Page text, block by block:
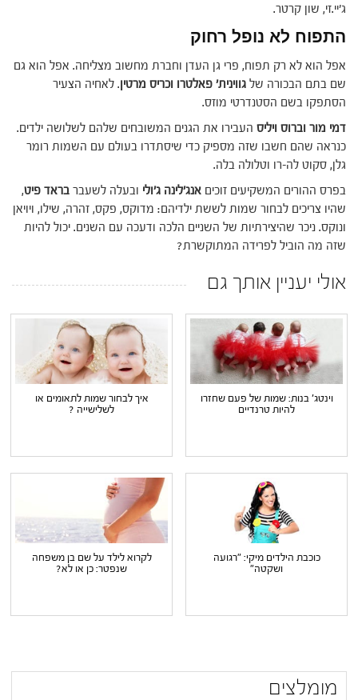
ג'יי.זי, שון קרטר.
התפוח לא נופל רחוק
אפל הוא לא רק תפוח, פרי גן העדן וחברת מחשוב מצליחה. אפל הוא גם
שם בתם הבכורה של גווינית' פאלטרו וכריס מרטין. לאחיה הצעיר
הסתפקו בשם הסטנדרטי מוזס.
דמי מור וברוס ויליס העבירו את הגנים המשובחים שלהם לשלושה ילדים.
כנראה שהם חשבו שזה מספיק כדי שיסתדרו בעולם עם השמות רומר
גלן, סקוט לה-רו וטלולה בלה.
בפרס ההורים המשקיעים זוכים אנג'לינה ג'ולי ובעלה לשעבר בראד פיט,
שהיו צריכים לבחור שמות לששת ילדיהם: מדוקס, פקס, זהרה, שילו, ויויאן
ונוקס. ניכר שהיצירתיות של השניים הלכה ודעכה עם השנים. יכול להיות
שזה מה הוביל לפרידה המתוקשרת?
אולי יעניין אותך גם
וינטג' בנות: שמות של פעם שחזרו
להיות טרנדיים
איך לבחור שמות לתאומים או
לשלישייה ?
כוכבת הילדים מיקי: "רגועה
ושקטה"
לקרוא לילד על שם בן משפחה
שנפטר: כן או לא?
מומלצים